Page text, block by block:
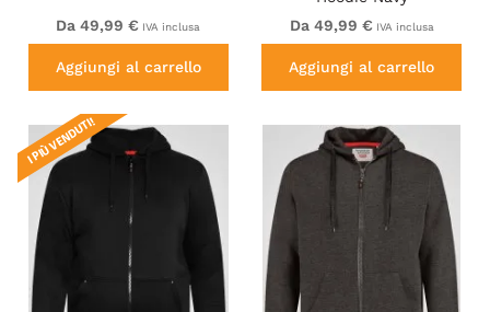
Da 49,99 € IVA inclusa
Aggiungi al carrello
Da 49,99 € IVA inclusa
Aggiungi al carrello
I PIÙ VENDUTI!